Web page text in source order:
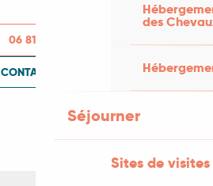
des
Séjourner
Sites de visites
06 81 08 07
CONTACTEZ-NOUS